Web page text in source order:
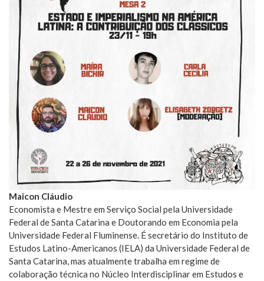
Maicon Cláudio
Economista e Mestre em Serviço Social pela Universidade
Federal de Santa Catarina e Doutorando em Economia pela
Universidade Federal Fluminense. É secretário do Instituto de
Estudos Latino-Americanos (IELA) da Universidade Federal de
Santa Catarina, mas atualmente trabalha em regime de
colaboração técnica no Núcleo Interdisciplinar em Estudos e